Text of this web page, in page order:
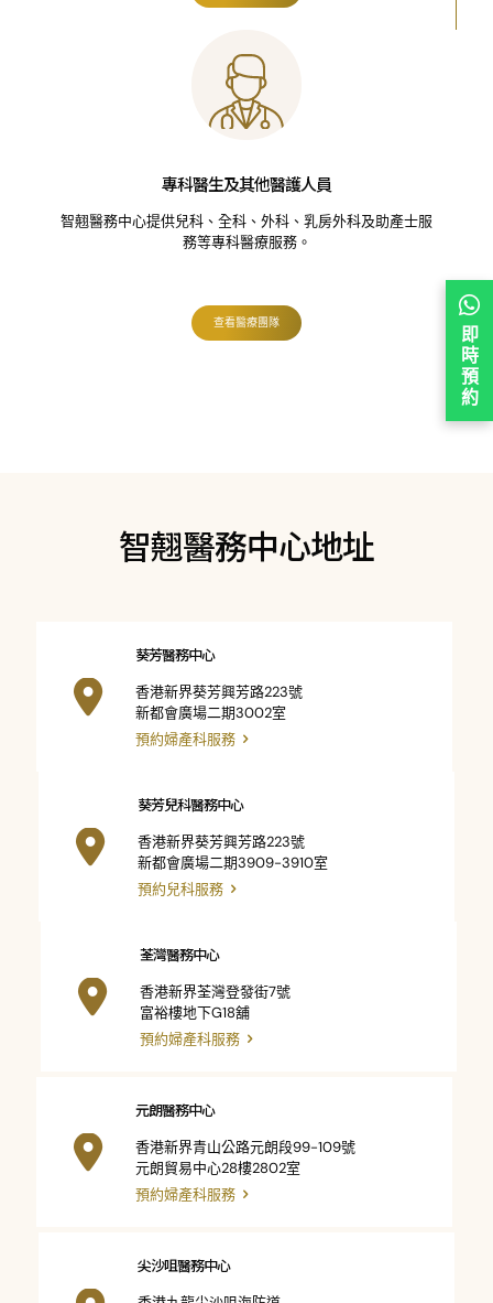
專科醫生及其他醫護人員
智翹醫務中心提供兒科、全科、外科、乳房外科及助產士服
務等專科醫療服務。
查看醫療團隊
智翹醫務中心地址
葵芳醫務中心
香港新界葵芳興芳路223號
新都會廣場二期3002室
預約婦產科服務
葵芳兒科醫務中心
香港新界葵芳興芳路223號
新都會廣場二期3909-3910室
預約兒科服務
荃灣醫務中心
香港新界荃灣登發街7號
富裕樓地下G18舖
預約婦產科服務
元朗醫務中心
香港新界青山公路元朗段99-109號
元朗貿易中心28樓2802室
預約婦產科服務
尖沙咀醫務中心
即
時
預
約